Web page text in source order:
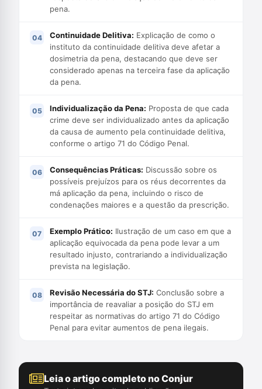
pena.
Continuidade Delitiva: Explicação de como o
instituto da continuidade delitiva deve afetar a
dosimetria da pena, destacando que deve ser
considerado apenas na terceira fase da aplicação
da pena.
Individualização da Pena: Proposta de que cada
crime deve ser individualizado antes da aplicação
da causa de aumento pela continuidade delitiva,
conforme o artigo 71 do Código Penal.
Consequências Práticas: Discussão sobre os
possíveis prejuízos para os réus decorrentes da
má aplicação da pena, incluindo o risco de
condenações maiores e a questão da prescrição.
Exemplo Prático: Ilustração de um caso em que a
aplicação equivocada da pena pode levar a um
resultado injusto, contrariando a individualização
prevista na legislação.
Revisão Necessária do STJ: Conclusão sobre a
importância de reavaliar a posição do STJ em
respeitar as normativas do artigo 71 do Código
Penal para evitar aumentos de pena ilegais.
Leia o artigo completo no Conjur